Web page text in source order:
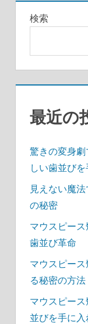
ビ
ゲ
ー
シ
ン
検索
最近の
驚きの変身
しい歯並び
見えない魔
の秘密
マウスピー
歯並び革命
マウスピー
る秘密の方法
マウスピー
並びを手に